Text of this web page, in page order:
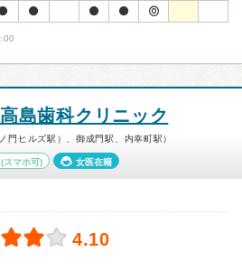
高島歯科クリニック
門ヒルズ駅）、御成門駅、内幸町駅）
マホ可) 女医在籍
4.10